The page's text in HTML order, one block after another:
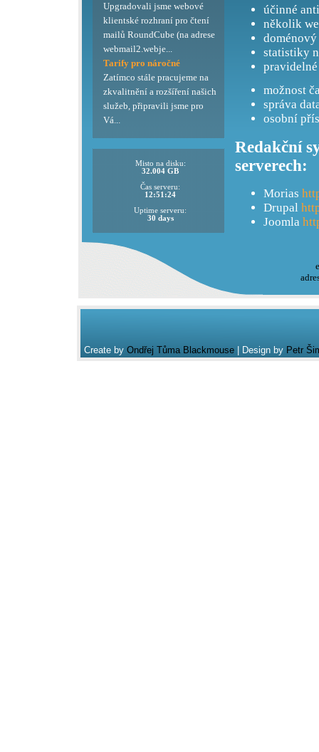
účinné
několik
doménový
statistiky
možnost
správa
osobní
Redakční
serverech:
Morias
Drupal
Joomla
Upgradovali jsme webové
klientské rozhraní pro čtení
mailů RoundCube (na adrese
webmail2.webje...
Tarify pro náročné
Zatímco stále pracujeme na
zkvalitnění a rozšíření našich
služeb, připravili jsme pro
Vá...
Misto na disku:
32.004 GB
Čas serveru:
12:51:24
Uptime serveru:
30 days
Create by Ondřej Tůma Blackmouse| Design by Petr